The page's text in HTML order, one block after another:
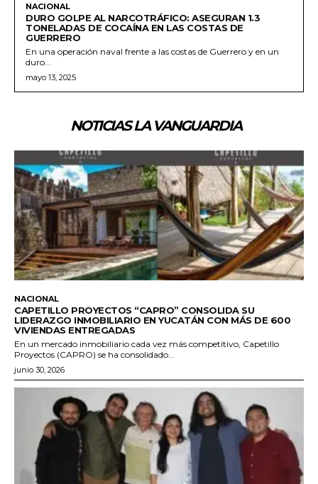
NACIONAL
DURO GOLPE AL NARCOTRÁFICO: ASEGURAN 1.3
TONELADAS DE COCAÍNA EN LAS COSTAS DE
GUERRERO
En una operación naval frente a las costas de Guerrero y en un
duro...
mayo 13, 2025
NOTICIAS LA VANGUARDIA
NACIONAL
CAPETILLO PROYECTOS “CAPRO” CONSOLIDA SU
LIDERAZGO INMOBILIARIO EN YUCATÁN CON MÁS DE 600
VIVIENDAS ENTREGADAS
En un mercado inmobiliario cada vez más competitivo, Capetillo
Proyectos (CAPRO) se ha consolidado...
junio 30, 2026